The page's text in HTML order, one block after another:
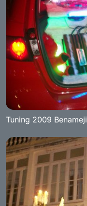
Tuning 2009 Benameji